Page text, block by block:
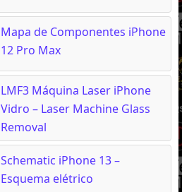
Mapa de Componentes iPhone
12 Pro Max
LMF3 Máquina Laser iPhone
Vidro – Laser Machine Glass
Removal
Schematic iPhone 13 –
Esquema elétrico